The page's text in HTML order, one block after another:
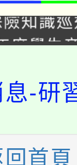
選結果(
知識
度學生
選結果(
年度第
選結果(
學推廣
辦理
-研
回首頁